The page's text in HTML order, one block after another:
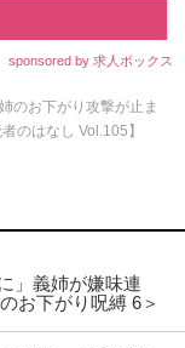
sponsored by 求人ボックス
のお下がり攻撃が止ま
のはなし Vol.105】
」義姉が嫌味連
お下がり呪縛 6＞